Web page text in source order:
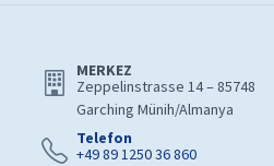
MERKEZ
Zeppelinstrasse 14 – 85748
Garching Münih/Almanya
Telefon
+49 89 1250 36 860